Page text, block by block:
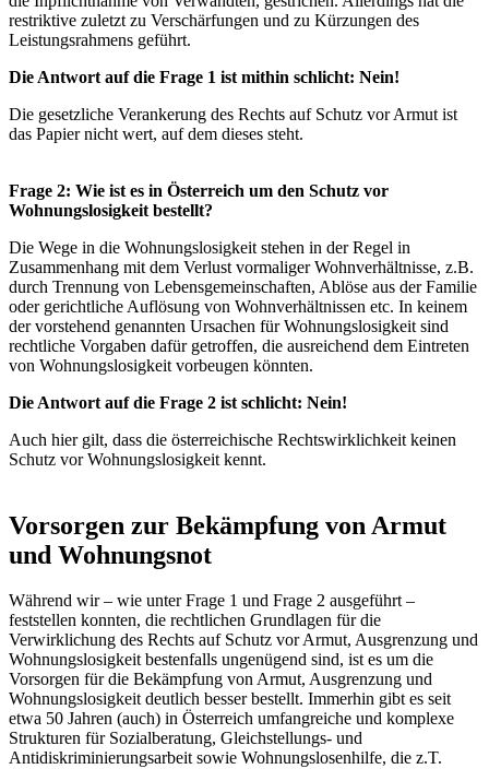
restriktive zuletzt zu Verschärfungen und zu Kürzungen des
Leistungsrahmens geführt.
Die Antwort auf die Frage 1 ist mithin schlicht: Nein!
Die gesetzliche Verankerung des Rechts auf Schutz vor Armut ist
das Papier nicht wert, auf dem dieses steht.
Frage 2: Wie ist es in Österreich um den Schutz vor
Wohnungslosigkeit bestellt?
Die Wege in die Wohnungslosigkeit stehen in der Regel in
Zusammenhang mit dem Verlust vormaliger Wohnverhältnisse, z.B.
durch Trennung von Lebensgemeinschaften, Ablöse aus der Familie
oder gerichtliche Auflösung von Wohnverhältnissen etc. In keinem
der vorstehend genannten Ursachen für Wohnungslosigkeit sind
rechtliche Vorgaben dafür getroffen, die ausreichend dem Eintreten
von Wohnungslosigkeit vorbeugen könnten.
Die Antwort auf die Frage 2 ist schlicht: Nein!
Auch hier gilt, dass die österreichische Rechtswirklichkeit keinen
Schutz vor Wohnungslosigkeit kennt.
Vorsorgen zur Bekämpfung von Armut
und Wohnungsnot
Während wir – wie unter Frage 1 und Frage 2 ausgeführt –
feststellen konnten, die rechtlichen Grundlagen für die
Verwirklichung des Rechts auf Schutz vor Armut, Ausgrenzung und
Wohnungslosigkeit bestenfalls ungenügend sind, ist es um die
Vorsorgen für die Bekämpfung von Armut, Ausgrenzung und
Wohnungslosigkeit deutlich besser bestellt. Immerhin gibt es seit
etwa 50 Jahren (auch) in Österreich umfangreiche und komplexe
Strukturen für Sozialberatung, Gleichstellungs- und
Antidiskriminierungsarbeit sowie Wohnungslosenhilfe, die z.T.